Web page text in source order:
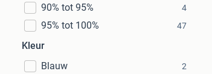
90% tot 95% 4
95% tot 100% 47
Kleur
Blauw
2